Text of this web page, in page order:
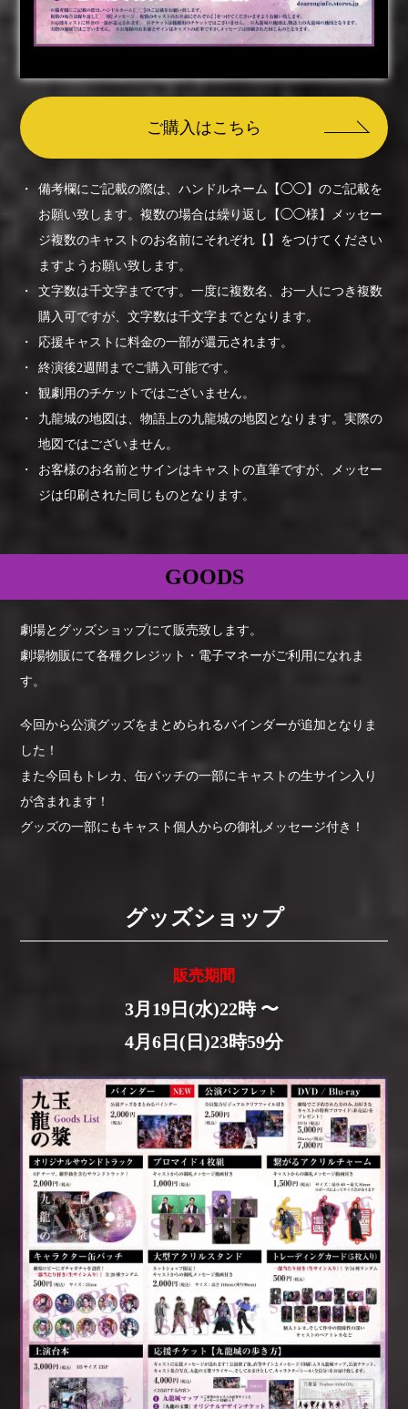
ご購入はこちら
備考欄にご記載の際は、ハンドルネーム【◯◯】のご記載を
お願い致します。複数の場合は繰り返し【◯◯様】メッセー
ジ複数のキャストのお名前にそれぞれ【】をつけてください
ますようお願い致します。
文字数は千文字までです。一度に複数名、お一人につき複数
購入可ですが、文字数は千文字までとなります。
応援キャストに料金の一部が還元されます。
終演後2週間までご購入可能です。
観劇用のチケットではございません。
九龍城の地図は、物語上の九龍城の地図となります。実際の
地図ではございません。
お客様のお名前とサインはキャストの直筆ですが、メッセー
ジは印刷された同じものとなります。
GOODS
劇場とグッズショップにて販売致します。
劇場物販にて各種クレジット・電子マネーがご利用になれま
す。
今回から公演グッズをまとめられるバインダーが追加となりま
した！
また今回も トレカ、缶バッチの一部にキャストの生サイン入り
が含まれます！
グッズの一部にもキャスト個人からの御礼メッセージ付き！
グッズショップ
販売期間
3月19日(水)22時 〜
4月6日(日)23時59分